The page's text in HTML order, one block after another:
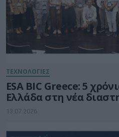
ΤΕΧΝΟΛΟΓΙΕΣ
ESA BIC Greece: 5
Ελλάδα στη νέα
13.07.2026